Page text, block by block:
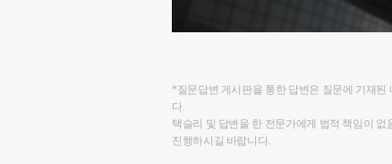
*질문답변 게시판을 통한 답변은 질문에 기재
다.
택슬리 및 답변을 한 전문가에게 법적 책임이
진행하시길 바랍니다.